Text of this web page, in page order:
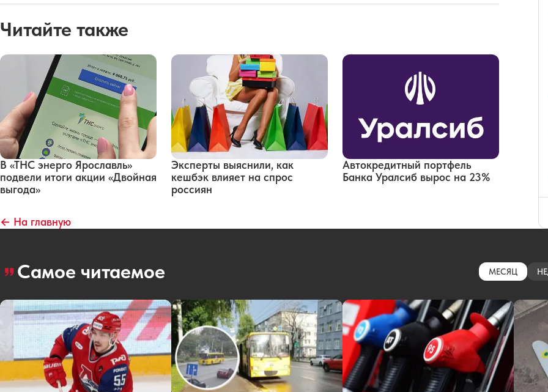
Читайте также
В «ТНС энерго Ярославль»
подвели итоги акции «Двойная
выгода»
Эксперты выяснили, как
кешбэк влияет на спрос
россиян
Автокредитный портфель
Банка Уралсиб вырос на 23%
← На главную
Самое читаемое МЕСЯЦ